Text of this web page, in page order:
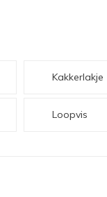
Kakkerlakje
Loopvis